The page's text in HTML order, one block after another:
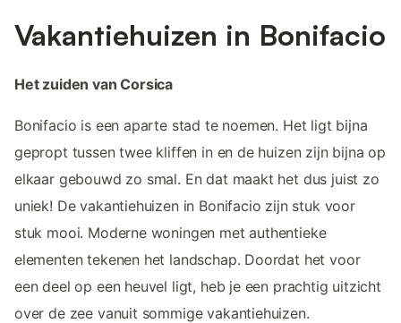
Vakantiehuizen in Bonifacio
Het zuiden van Corsica
Bonifacio is een aparte stad te noemen. Het ligt bijna
gepropt tussen twee kliffen in en de huizen zijn bijna op
elkaar gebouwd zo smal. En dat maakt het dus juist zo
uniek! De vakantiehuizen in Bonifacio zijn stuk voor
stuk mooi. Moderne woningen met authentieke
elementen tekenen het landschap. Doordat het voor
een deel op een heuvel ligt, heb je een prachtig uitzicht
over de zee vanuit sommige vakantiehuizen.